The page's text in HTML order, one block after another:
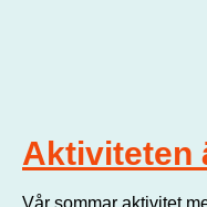
Aktiviteten
Vår sommar aktivitet